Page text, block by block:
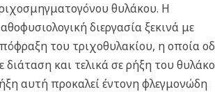
θυλάκου. Η
διεργασία ξεκινά με
του τριχοθυλακίου, η οποία
διάταση και τελικά σε ρήξη του
αυτή προκαλεί έντονη φλεγμονώδη